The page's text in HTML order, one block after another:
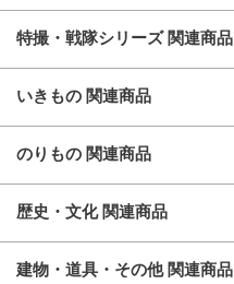
特撮・戦隊シリーズ 関連商品
いきもの 関連商品
のりもの 関連商品
歴史・文化 関連商品
建物・道具・その他 関連商品